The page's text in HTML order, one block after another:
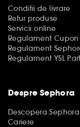
Conditii de livrare
Retur produse
Servicii online
Regulament
Regulament
Regulament YSL
Despre Sephora
Descopera Sephora
Cariere